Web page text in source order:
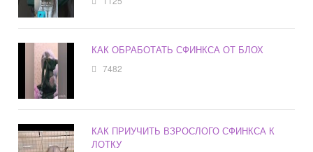
КАК ОБРАБОТАТЬ СФИНКСА ОТ БЛОХ
7482
КАК ПРИУЧИТЬ ВЗРОСЛОГО СФИНКСА К
ЛОТКУ